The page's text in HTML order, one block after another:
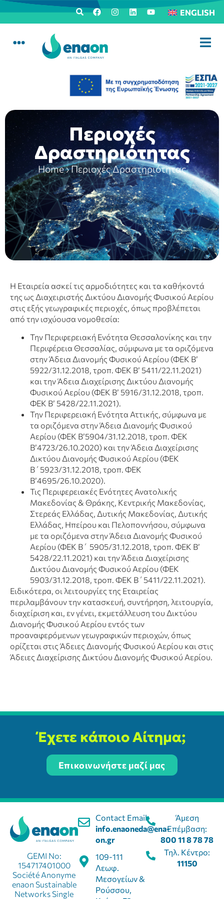
ENGLISH
Περιοχές
Δραστηριότητας
Home›Περιοχές Δραστηριότητας
Η Εταιρεία ασκεί τις αρμοδιότητες και τα καθήκοντά
της ως Διαχειριστής Δικτύου Διανομής Φυσικού Αερίου
στις εξής γεωγραφικές περιοχές, όπως προβλέπεται
από την ισχύουσα νομοθεσία:
Την Περιφερειακή Ενότητα Θεσσαλονίκης και την
Περιφέρεια Θεσσαλίας, σύμφωνα με τα οριζόμενα
στην Άδεια Διανομής Φυσικού Αερίου (ΦΕΚ Β’
5922/31.12.2018, τροπ. ΦΕΚ Β’ 5411/22.11.2021)
και την Άδεια Διαχείρισης Δικτύου Διανομής
Φυσικού Αερίου (ΦΕΚ Β’ 5916/31.12.2018, τροπ.
ΦΕΚ Β’ 5428/22.11.2021).
Την Περιφερειακή Ενότητα Αττικής, σύμφωνα με
τα οριζόμενα στην Άδεια Διανομής Φυσικού
Αερίου (ΦΕΚ Β’5904/31.12.2018, τροπ. ΦΕΚ
Β’4723/26.10.2020) και την Άδεια Διαχείρισης
Δικτύου Διανομής Φυσικού Αερίου (ΦΕΚ
Β΄5923/31.12.2018, τροπ. ΦΕΚ
Β’4695/26.10.2020).
Τις Περιφερειακές Ενότητες Ανατολικής
Μακεδονίας & Θράκης, Κεντρικής Μακεδονίας,
Στερεάς Ελλάδας, Δυτικής Μακεδονίας, Δυτικής
Ελλάδας, Ηπείρου και Πελοποννήσου, σύμφωνα
με τα οριζόμενα στην Άδεια Διανομής Φυσικού
Αερίου (ΦΕΚ Β΄ 5905/31.12.2018, τροπ. ΦΕΚ Β’
5428/22.11.2021) και την Άδεια Διαχείρισης
Δικτύου Διανομής Φυσικού Αερίου (ΦΕΚ
5903/31.12.2018, τροπ. ΦΕΚ Β΄5411/22.11.2021).
Ειδικότερα, οι λειτουργίες της Εταιρείας
περιλαμβάνουν την κατασκευή, συντήρηση, λειτουργία,
διαχείριση και, εν γένει, εκμετάλλευση του Δικτύου
Διανομής Φυσικού Αερίου εντός των
προαναφερόμενων γεωγραφικών περιοχών, όπως
ορίζεται στις Άδειες Διανομής Φυσικού Αερίου και στις
Άδειες Διαχείρισης Δικτύου Διανομής Φυσικού Αερίου.
Έχετε κάποιο Αίτημα;
Επικοινωνήστε μαζί μας
Contact Email:
info.enaoneda@ena-
on.gr
109-111
Λεωφ.
Μεσογείων &
Ρούσσου,
GEMI No:
154717401000
Société Anonyme
enaon Sustainable
Networks Single
Άμεση
Επέμβαση:
800 11 8 78 78
Τηλ. Κέντρο:
11150